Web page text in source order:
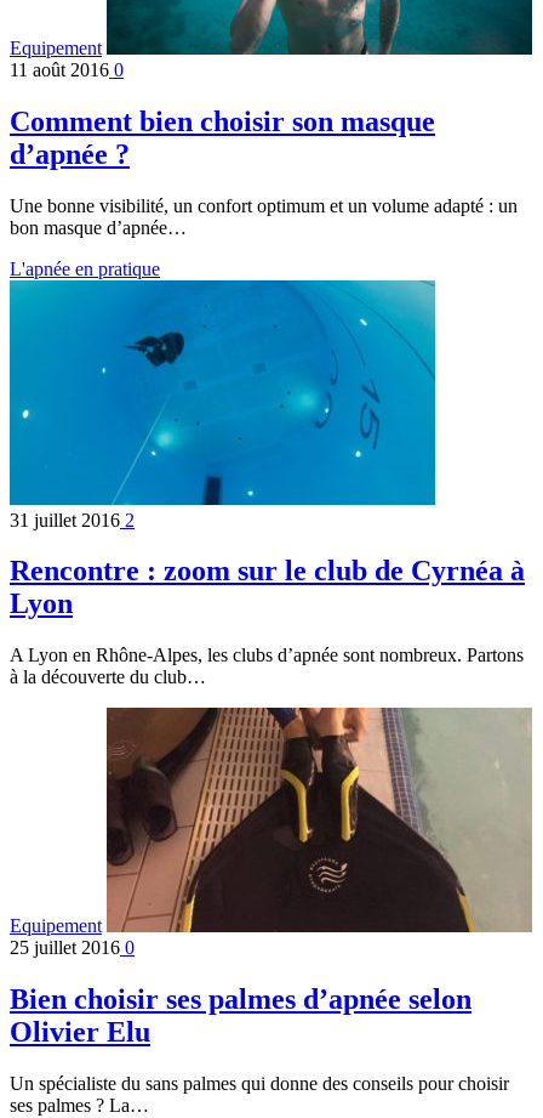
Equipement
11 août 2016 0
Comment bien choisir son masque
d’apnée ?
Une bonne visibilité, un confort optimum et un volume adapté : un
bon masque d’apnée…
L'apnée en pratique
31 juillet 2016 2
Rencontre : zoom sur le club de Cyrnéa à
Lyon
A Lyon en Rhône-Alpes, les clubs d’apnée sont nombreux. Partons
à la découverte du club…
Equipement
25 juillet 2016 0
Bien choisir ses palmes d’apnée selon
Olivier Elu
Un spécialiste du sans palmes qui donne des conseils pour choisir
ses palmes ? La…